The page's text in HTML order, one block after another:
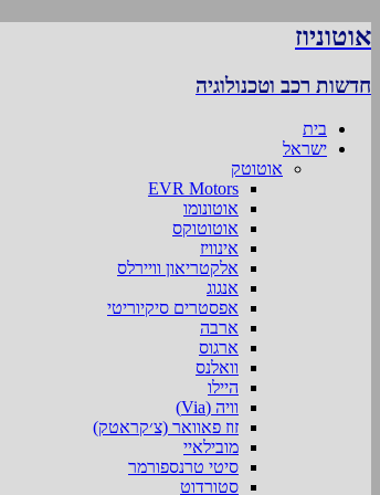
אוטוניוז
חדשות רכב וטכנולוגיה
בית
ישראל
אוטוטק
EVR Motors
אוטונומו
אוטוטוקס
אינוויז
אלקטריאון וויירלס
אנגוג
אפסטרים סיקיוריטי
ארבה
ארגוס
וואלנס
היילו
וויה (Via)
זוז פאוואר (צ׳קראטק)
מובילאיי
סיטי טרנספורמר
סטורדוט